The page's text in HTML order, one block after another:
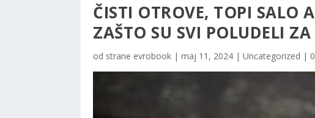
ČISTI OTROVE, TOPI SALO
ZAŠTO SU SVI POLUDELI
od strane evrobook | maj 11, 2024 | Uncategorized |